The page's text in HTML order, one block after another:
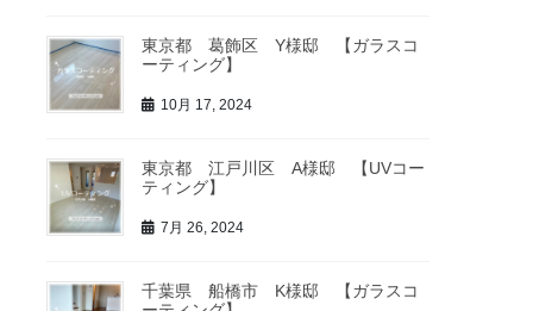
東京都 葛飾区 Y様邸 【ガラスコ
ーティング】
10月 17, 2024
東京都 江戸川区 A様邸 【UVコー
ティング】
7月 26, 2024
千葉県 船橋市 K様邸 【ガラスコ